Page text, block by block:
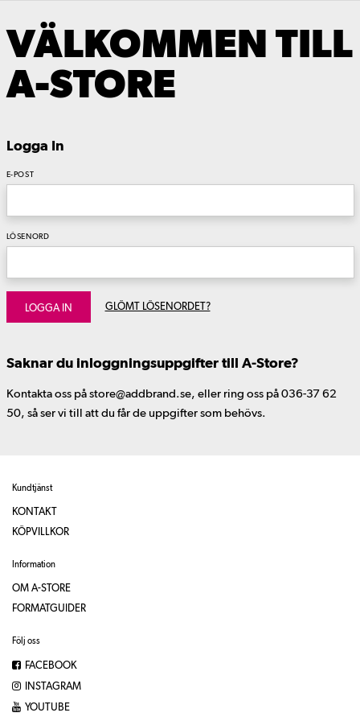
VÄLKOMMEN TILL
A-STORE
Logga In
E-POST
LÖSENORD
LOGGA IN GLÖMT LÖSENORDET?
Saknar du inloggningsuppgifter till A-Store?
Kontakta oss på store@addbrand.se, eller ring oss på 036-37 62
50, så ser vi till att du får de uppgifter som behövs.
Kundtjänst
KONTAKT
KÖPVILLKOR
Information
OM A-STORE
FORMATGUIDER
Följ oss
FACEBOOK
INSTAGRAM
YOUTUBE